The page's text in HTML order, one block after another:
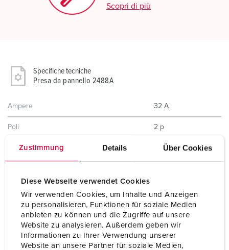
Zustimmung Details Über Cookies
Diese Webseite verwendet Cookies
Wir verwenden Cookies, um Inhalte und Anzeigen
zu personalisieren, Funktionen für soziale Medien
anbieten zu können und die Zugriffe auf unsere
Website zu analysieren. Außerdem geben wir
Informationen zu Ihrer Verwendung unserer
Website an unsere Partner für soziale Medien,
Scopri di più
Specifiche tecniche
Presa da pannello 2488A
Ampere 32 A
Poli 2 p
Voltaggio 50 V
Tecnologie di collegamento morsetti a vite
Contatti